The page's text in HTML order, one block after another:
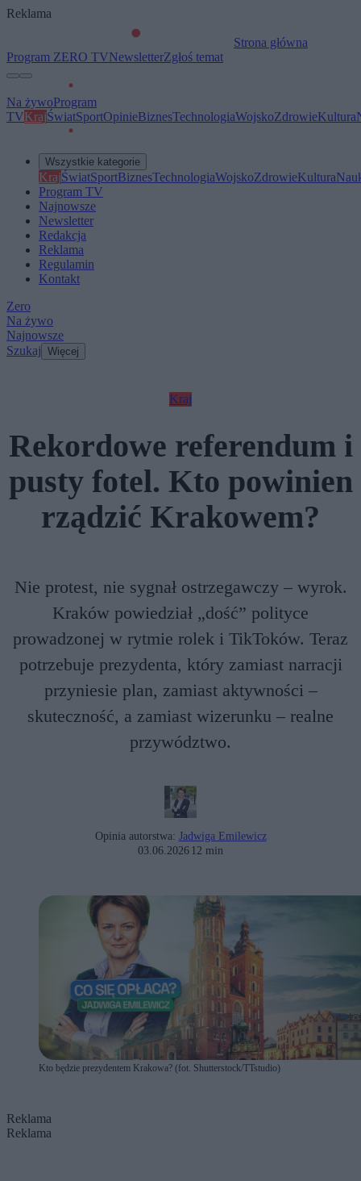
Reklama
Strona główna
Program ZERO TVNewsletterZgłoś temat
Na żywoProgram
TVKrajŚwiatSportOpinieBiznesTechnologiaWojskoZdrowieKultura
Wszystkie kategorie
KrajŚwiatSportBiznesTechnologiaWojskoZdrowieKultura
Program TV
Najnowsze
Newsletter
Redakcja
Reklama
Regulamin
Kontakt
Zero
Na żywo
Najnowsze
Szukaj Więcej
Kraj
Rekordowe referendum i
pusty fotel. Kto powinien
rządzić Krakowem?
Nie protest, nie sygnał ostrzegawczy – wyrok.
Kraków powiedział „dość” polityce
prowadzonej w rytmie rolek i TikToków. Teraz
potrzebuje prezydenta, który zamiast narracji
przyniesie plan, zamiast aktywności –
skuteczność, a zamiast wizerunku – realne
przywództwo.
Opinia autorstwa: Jadwiga Emilewicz
03.06.2026 12 min
Kto będzie prezydentem Krakowa? (fot. Shutterstock/TTstudio)
Reklama
Reklama